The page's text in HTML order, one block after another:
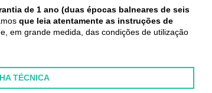
de 1 ano (duas épocas balneares de seis
que leia atentamente as instruções de
em grande medida, das condições de utilização
TÉCNICA